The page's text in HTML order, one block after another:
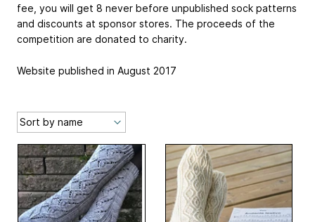
fee, you will get 8 never before unpublished sock patterns
and discounts at sponsor stores. The proceeds of the
competition are donated to charity.
Website published in August 2017